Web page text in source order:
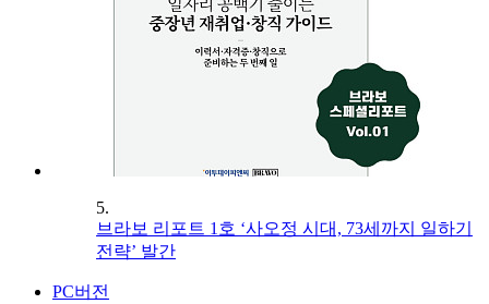
5.
브라보 리포트 1호 ‘사오정 시대, 73세까지 일하기
전략’ 발간
PC버전